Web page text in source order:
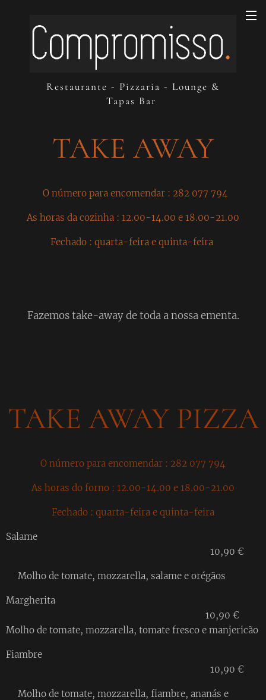
Restaurante - Pizzaria - Lounge &
Tapas Bar
TAKE AWAY
O número para encomendar : 282 077 794
As horas da cozinha : 12.00-14.00 e 18.00-21.00
Fechado : quarta-feira e quinta-feira
Fazemos take-away de toda a nossa ementa.
TAKE AWAY PIZZA
O número para encomendar : 282 077 794
As horas do forno : 12.00-14.00 e 18.00-21.00
Fechado : quarta-feira e quinta-feira
Salame
10,90 €
Molho de tomate, mozzarella, salame e orégãos
Margherita
10,90 €
Molho de tomate, mozzarella, tomate fresco e manjericão
Fiambre
10,90 €
Molho de tomate, mozzarella, fiambre, ananás e